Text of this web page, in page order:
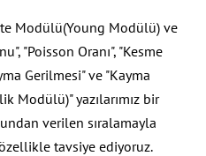
Modülü(Young Modülü) ve
"Poisson Oranı", "Kesme
Gerilmesi" ve "Kayma
Modülü)" yazılarımız bir
verilen sıralamayla
tavsiye ediyoruz.